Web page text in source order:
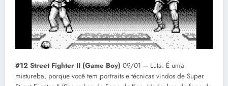
#12 Street Fighter II (Game Boy) 09/01 – Luta. É uma
mistureba, porque você tem portraits e técnicas vindos de Super